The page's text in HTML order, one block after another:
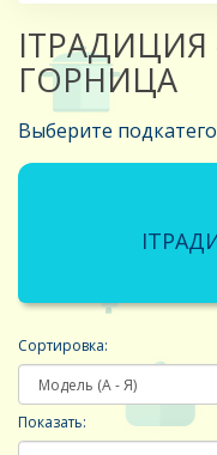
IТРАДИЦИЯ
ГОРНИЦА
Выберите
Сортировка:
Показать: